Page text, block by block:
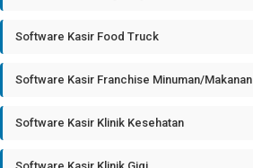
Software Kasir Food Truck
Software Kasir Franchise Minuman/Makanan
Software Kasir Klinik Kesehatan